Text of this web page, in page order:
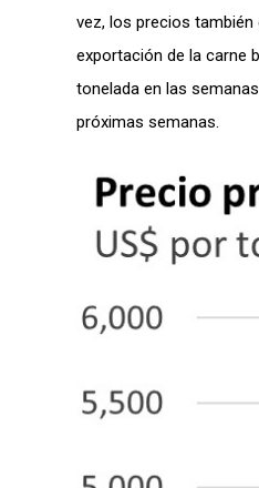
vez, los precios
exportación de la carne
tonelada en las
próximas semanas.